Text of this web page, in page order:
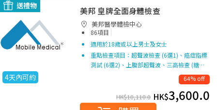
送禮物
4天內可約
美邦 皇牌全面身體檢查
美邦醫學體檢中心
86項目 |
適用於18歲或以上男士及女士
重點檢查項目：超聲波檢查 (6選1)、癌症指標
測試 (6選2)、上腹部超聲波、三高檢查 (糖…
64% off
HK$10,110.0 HK$3,600.0